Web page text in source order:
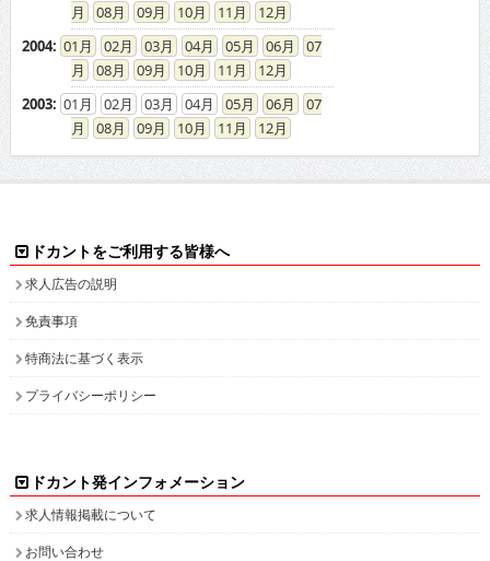
08
09 10 11
12
2004: 01 02 03 04 05 06
07
08
09 10 11
12
2003: 01 02 03 04 05 06
07
08
09 10 11 12
ドカントをご利用する皆様へ
求人広告の説明
免責事項
特商法に基づく表示
プライバシーポリシー
ドカント発インフォメーション
求人情報掲載について
お問い合わせ